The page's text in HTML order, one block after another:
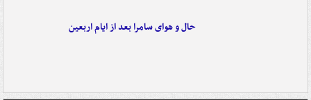
حال و هوای سامرا بعد از ایام اربعین